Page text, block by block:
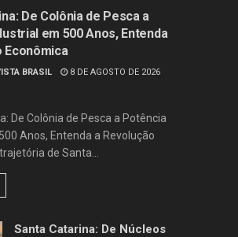
De Colônia de Pesca a
em 500 Anos, Entenda
Econômica
BRASIL
8 DE AGOSTO DE 2026
De Colônia de Pesca a Potência
Anos, Entenda a Revolução
de Santa...
Santa Catarina: De Núcleos